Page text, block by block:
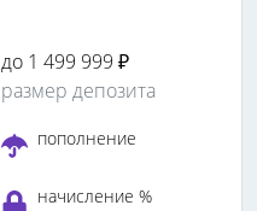
до 1 499 999 ₽
размер депозита
пополнение
начисление %